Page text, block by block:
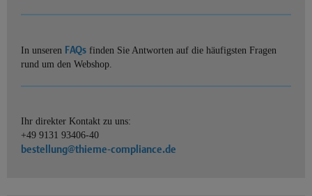
In unseren FAQs finden Sie Antworten auf die häufigsten Fragen
rund um den Webshop.
Ihr direkter Kontakt zu uns:
+49 9131 93406-40
bestellung@thieme-compliance.de